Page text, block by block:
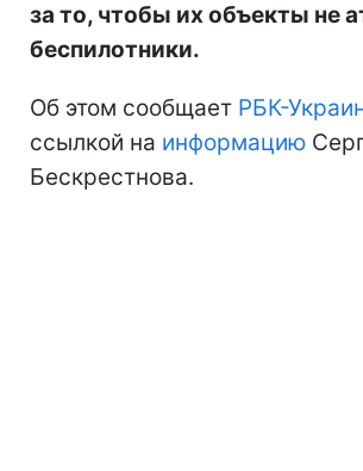
за то, чтобы их объекты не
беспилотники.
Об этом сообщает РБК-
ссылкой на информацию
Бескрестнова.